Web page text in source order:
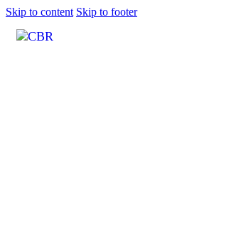
Skip to content Skip to footer